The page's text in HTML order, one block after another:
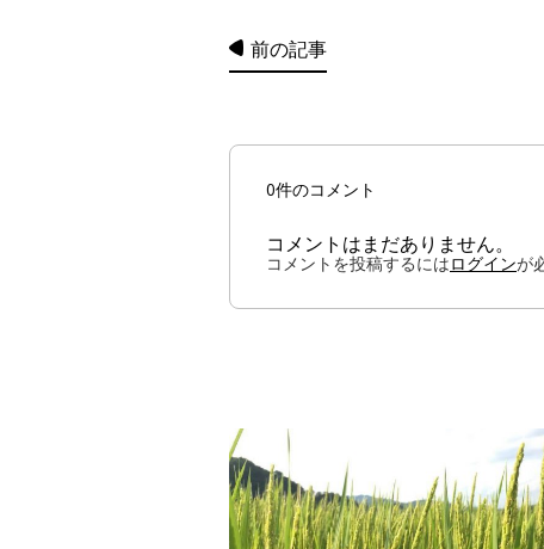
前の記事
0件のコメント
コメントはまだありません。
コメントを投稿するにはログインが